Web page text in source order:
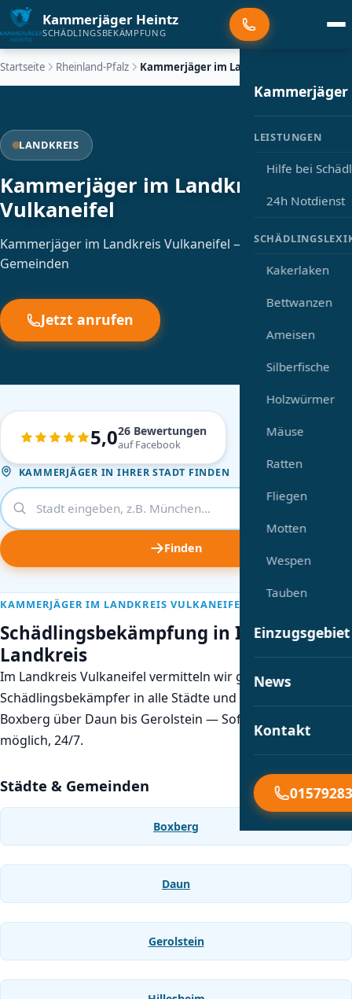
Kammerjäger Heintz
SCHÄDLINGSBEKÄMPFUNG
Kammerjäger
LEISTUNGEN
Hilfe bei
24h Notdienst
Kakerlaken
Bettwanzen
Ameisen
Silberfische
Holzwürmer
Mäuse
Ratten
Fliegen
Motten
Wespen
Tauben
Einzugsgebiet
News
Kontakt
Startseite Rheinland-Pfalz Kammerjäger im Landkreis Vulkaneifel
LANDKREIS
Kammerjäger im Landkreis
Vulkaneifel
Kammerjäger im Landkreis Vulkaneifel — alle Städte und
Gemeinden
Jetzt anrufen
5,026 Bewertungen
auf Facebook
KAMMERJÄGER IN IHRER STADT FINDEN
Finden
KAMMERJÄGER IM LANDKREIS VULKANEIFEL
Schädlingsbekämpfung in Ihrem
Landkreis
Im Landkreis Vulkaneifel vermitteln wir geprüfte
Schädlingsbekämpfer in alle Städte und Gemeinden. Von
Boxberg über Daun bis Gerolstein — Soforteinsatz
möglich, 24/7.
Städte & Gemeinden
Boxberg
Daun
Gerolstein